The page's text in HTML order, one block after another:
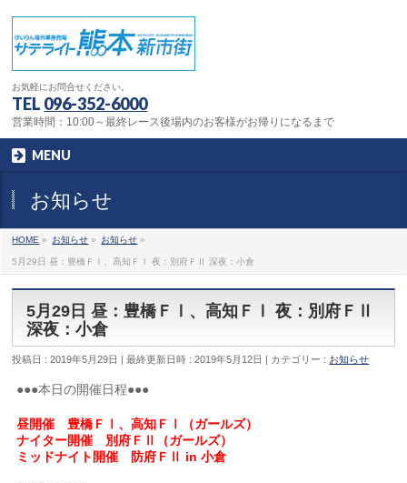
お気軽にお問合せください。
TEL 096-352-6000
営業時間：10:00～最終レース後場内のお客様がお帰りになるまで
MENU
お知らせ
HOME » お知らせ » お知らせ »
5月29日 昼：豊橋ＦⅠ、高知ＦⅠ 夜：別府ＦⅡ 深夜：小倉
5月29日 昼：豊橋ＦⅠ、高知ＦⅠ 夜：別府ＦⅡ
深夜：小倉
投稿日 : 2019年5月29日 最終更新日時 : 2019年5月12日 カテゴリー : お知らせ
●●●本日の開催日程●●●
昼開催 豊橋ＦⅠ、高知ＦⅠ（ガールズ）
ナイター開催 別府ＦⅡ（ガールズ）
ミッドナイト開催 防府ＦⅡ in 小倉